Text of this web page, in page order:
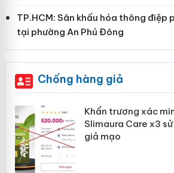
TP.HCM: Sân khấu hóa thông điệp
tại phường An Phú Đông
Chống hàng giả
Khẩn trương xác
Slimaura Care x3
giả mạo